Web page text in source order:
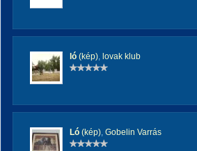
ló (kép), lovak klub
Ló (kép), Gobelin Varrás